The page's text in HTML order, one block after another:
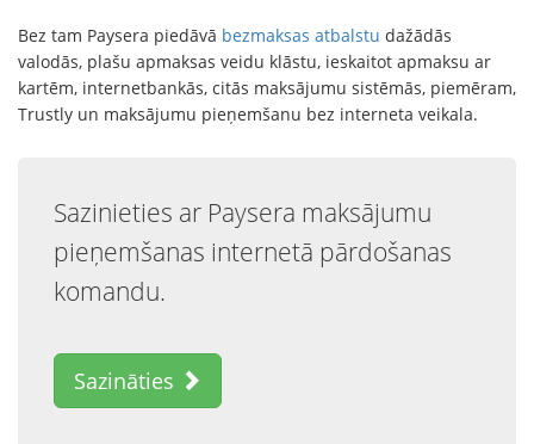
Bez tam Paysera piedāvā bezmaksas atbalstu dažādās
valodās, plašu apmaksas veidu klāstu, ieskaitot apmaksu ar
kartēm, internetbankās, citās maksājumu sistēmās, piemēram,
Trustly un maksājumu pieņemšanu bez interneta veikala.
Sazinieties ar Paysera maksājumu
pieņemšanas internetā pārdošanas
komandu.
Sazināties